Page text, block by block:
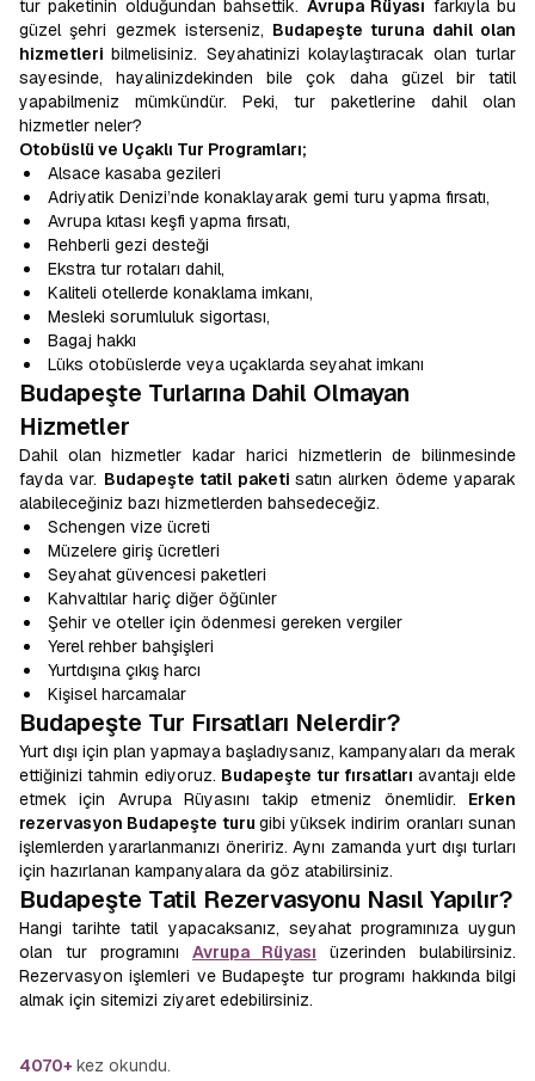
tur paketinin olduğundan bahsettik. Avrupa Rüyası farkıyla bu
güzel şehri gezmek isterseniz, Budapeşte turuna dahil olan
hizmetleribilmelisiniz. Seyahatinizi kolaylaştıracak olan turlar
sayesinde, hayalinizdekinden bile çok daha güzel bir tatil
yapabilmeniz mümkündür. Peki, tur paketlerine dahil olan
hizmetler neler?
Otobüslü ve Uçaklı Tur Programları;
Alsace kasaba gezileri
Adriyatik Denizi’nde konaklayarak gemi turu yapma fırsatı,
Avrupa kıtası keşfi yapma fırsatı,
Rehberli gezi desteği
Ekstra tur rotaları dahil,
Kaliteli otellerde konaklama imkanı,
Mesleki sorumluluk sigortası,
Bagaj hakkı
Lüks otobüslerde veya uçaklarda seyahat imkanı
Budapeşte Turlarına Dahil Olmayan
Hizmetler
Dahil olan hizmetler kadar harici hizmetlerin de bilinmesinde
fayda var. Budapeşte tatil paketi satın alırken ödeme yaparak
alabileceğiniz bazı hizmetlerden bahsedeceğiz.
Schengen vize ücreti
Müzelere giriş ücretleri
Seyahat güvencesi paketleri
Kahvaltılar hariç diğer öğünler
Şehir ve oteller için ödenmesi gereken vergiler
Yerel rehber bahşişleri
Yurtdışına çıkış harcı
Kişisel harcamalar
Budapeşte Tur Fırsatları Nelerdir?
Yurt dışı için plan yapmaya başladıysanız, kampanyaları da merak
ettiğinizi tahmin ediyoruz. Budapeşte tur fırsatları avantajı elde
etmek için Avrupa Rüyasını takip etmeniz önemlidir. Erken
rezervasyon Budapeşte turu gibi yüksek indirim oranları sunan
işlemlerden yararlanmanızı öneririz. Aynı zamanda yurt dışı turları
için hazırlanan kampanyalara da göz atabilirsiniz.
Budapeşte Tatil Rezervasyonu Nasıl Yapılır?
Hangi tarihte tatil yapacaksanız, seyahat programınıza uygun
olan tur programını Avrupa Rüyası üzerinden bulabilirsiniz.
Rezervasyon işlemleri ve Budapeşte tur programı hakkında bilgi
almak için sitemizi ziyaret edebilirsiniz.
4070+ kez okundu.